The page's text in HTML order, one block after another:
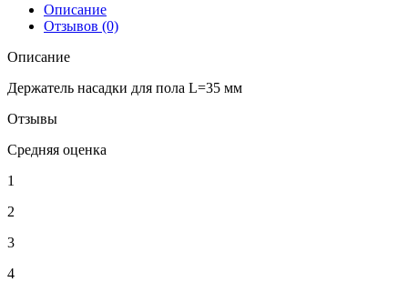
Описание
Отзывов (0)
Описание
Держатель насадки для пола L=35 мм
Отзывы
Средняя оценка
1
2
3
4